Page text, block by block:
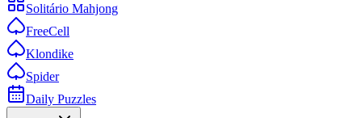
Solitário Mahjong
FreeCell
Klondike
Spider
Daily Puzzles